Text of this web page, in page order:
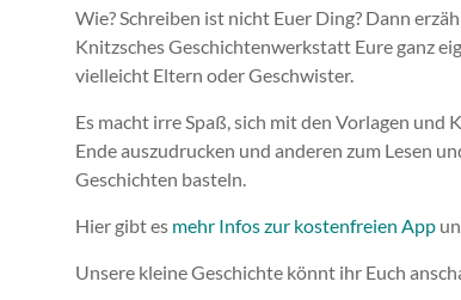
Wie? Schreiben ist nicht Euer Ding? Dann
Knitzsches Geschichtenwerkstatt Eure ganz
vielleicht Eltern oder Geschwister.
Es macht irre Spaß, sich mit den Vorlagen und
Ende auszudrucken und anderen zum Lesen
Geschichten basteln.
Hier gibt es mehr Infos zur kostenfreien App
Unsere kleine Geschichte könnt ihr Euch